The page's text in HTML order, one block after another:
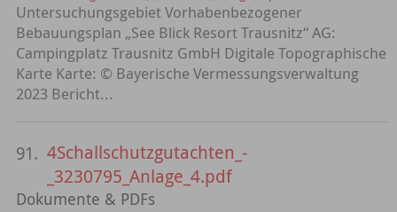
Untersuchungsgebiet Vorhabenbezogener
Bebauungsplan „See Blick Resort Trausnitz“ AG:
Campingplatz Trausnitz GmbH Digitale Topographische
Karte Karte: © Bayerische Vermessungsverwaltung
2023 Bericht...
91. 4Schallschutzgutachten_-
_3230795_Anlage_4.pdf
Dokumente & PDFs